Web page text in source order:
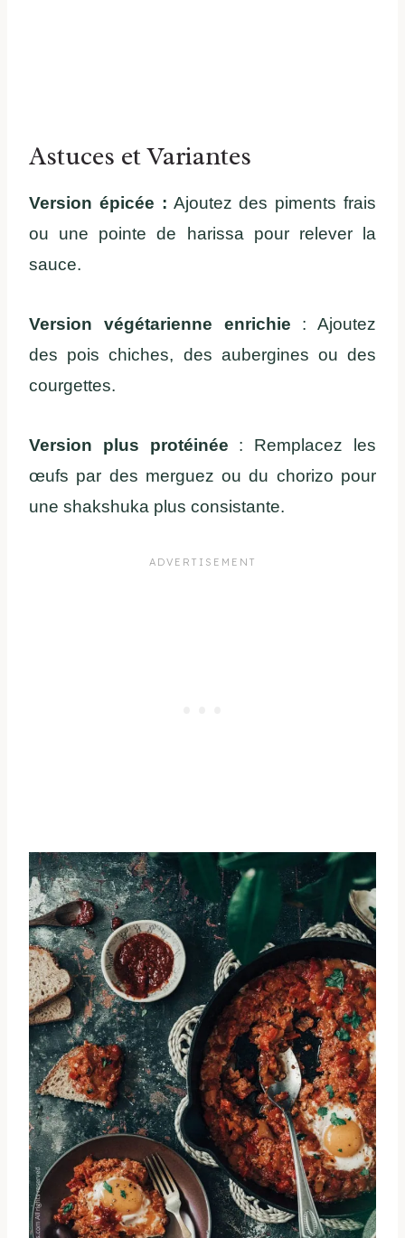
Astuces et Variantes
Version épicée : Ajoutez des piments frais
ou une pointe de harissa pour relever la
sauce.
Version végétarienne enrichie : Ajoutez
des pois chiches, des aubergines ou des
courgettes.
Version plus protéinée : Remplacez les
œufs par des merguez ou du chorizo pour
une shakshuka plus consistante.